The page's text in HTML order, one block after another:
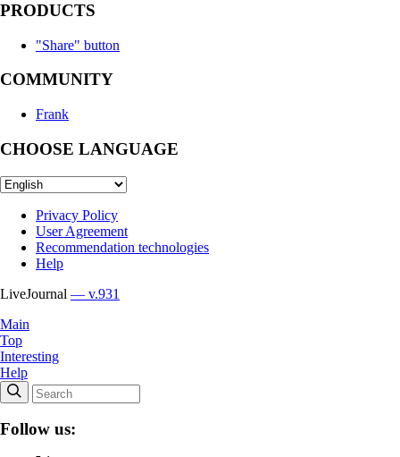
PRODUCTS
"Share" button
COMMUNITY
Frank
CHOOSE LANGUAGE
Privacy Policy
User Agreement
Recommendation technologies
Help
LiveJournal — v.931
Main
Top
Interesting
Help
Follow us: